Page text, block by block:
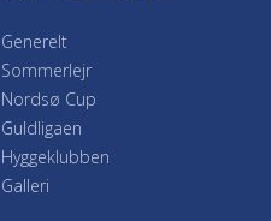
Generelt
Sommerlejr
Nordsø Cup
Guldligaen
Hyggeklubben
Galleri